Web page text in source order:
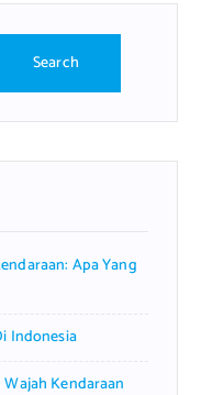
Apa Yang
Indonesia
Kendaraan